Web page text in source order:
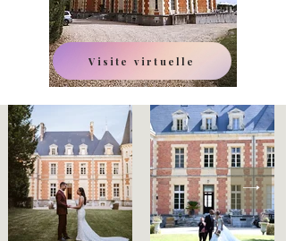
Visite virtuelle